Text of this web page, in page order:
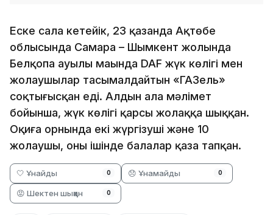
Еске сала кетейік, 23 қазанда Ақтөбе
облысында Самара – Шымкент жолында
Белқопа ауылы маңында DAF жүк көлігі мен
жолаушылар тасымалдайтын «ГАЗель»
соқтығысқан еді. Алдын ала мәлімет
бойынша, жүк көлігі қарсы жолаққа шыққан.
Оқиға орнында екі жүргізуші және 10
жолаушы, оның ішінде балалар қаза тапқан.
🤍 Ұнайды 0 😞 Ұнамайды 0
😡 Шектен шыққан 0